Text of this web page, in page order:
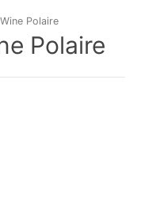
Polaire
Polaire